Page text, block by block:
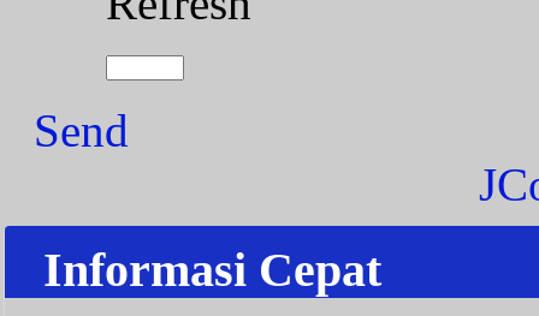
Send
Informasi Cepat